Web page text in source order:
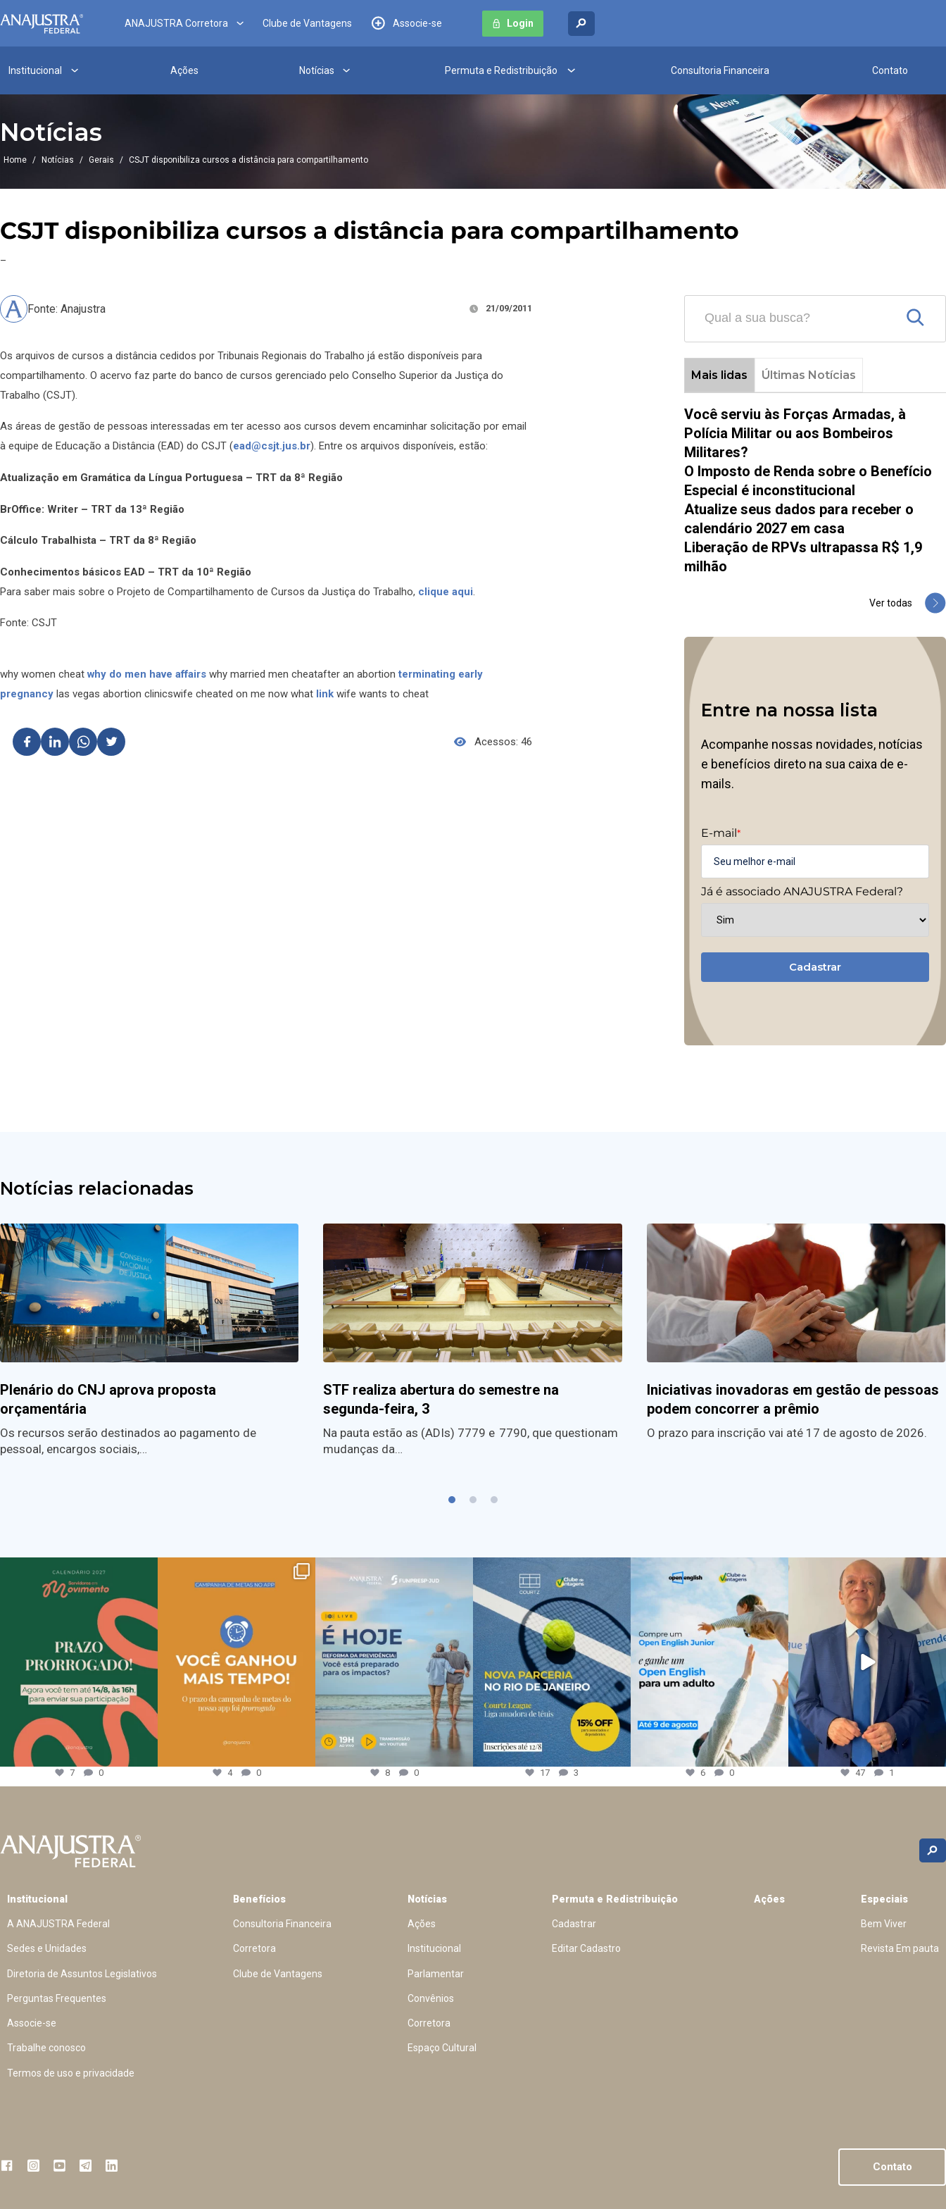
ANAJUSTRA Corretora Clube de Vantagens Associe-se Login
Institucional Ações Notícias Permuta e Redistribuição Consultoria Financeira Contato
Notícias
Home / Notícias / Gerais / CSJT disponibiliza cursos a distância para compartilhamento
CSJT disponibiliza cursos a distância para compartilhamento
–
Fonte: Anajustra 21/09/2011
Os arquivos de cursos a distância cedidos por Tribunais Regionais do Trabalho já estão disponíveis para
compartilhamento. O acervo faz parte do banco de cursos gerenciado pelo Conselho Superior da Justiça do
Trabalho (CSJT).
As áreas de gestão de pessoas interessadas em ter acesso aos cursos devem encaminhar solicitação por email
à equipe de Educação a Distância (EAD) do CSJT (ead@csjt.jus.br). Entre os arquivos disponíveis, estão:
Atualização em Gramática da Língua Portuguesa – TRT da 8ª Região
BrOffice: Writer – TRT da 13ª Região
Cálculo Trabalhista – TRT da 8ª Região
Conhecimentos básicos EAD – TRT da 10ª Região
Para saber mais sobre o Projeto de Compartilhamento de Cursos da Justiça do Trabalho, clique aqui.
Fonte: CSJT
why women cheat why do men have affairs why married men cheatafter an abortion terminating early
pregnancy las vegas abortion clinicswife cheated on me now what link wife wants to cheat
Acessos: 46
Mais lidas Últimas Notícias
Você serviu às Forças Armadas, à
Polícia Militar ou aos Bombeiros
Militares?
O Imposto de Renda sobre o Benefício
Especial é inconstitucional
Atualize seus dados para receber o
calendário 2027 em casa
Liberação de RPVs ultrapassa R$ 1,9
milhão
Ver todas
Entre na nossa lista
Acompanhe nossas novidades, notícias
e benefícios direto na sua caixa de e-
mails.
E-mail *
Já é associado ANAJUSTRA Federal?
Cadastrar
Notícias relacionadas
Plenário do CNJ aprova proposta
orçamentária
Os recursos serão destinados ao pagamento de
pessoal, encargos sociais,…
STF realiza abertura do semestre na
segunda-feira, 3
Na pauta estão as (ADIs) 7779 e 7790, que questionam
mudanças da…
Iniciativas inovadoras em gestão de pessoas
podem concorrer a prêmio
O prazo para inscrição vai até 17 de agosto de 2026.
7 0 4 0 8 0 17 3 6 0 47 1
Institucional
A ANAJUSTRA Federal
Sedes e Unidades
Diretoria de Assuntos Legislativos
Perguntas Frequentes
Associe-se
Trabalhe conosco
Termos de uso e privacidade
Benefícios
Consultoria Financeira
Corretora
Clube de Vantagens
Notícias
Ações
Institucional
Parlamentar
Convênios
Corretora
Espaço Cultural
Permuta e Redistribuição
Cadastrar
Editar Cadastro
Ações Especiais
Bem Viver
Revista Em pauta
Contato